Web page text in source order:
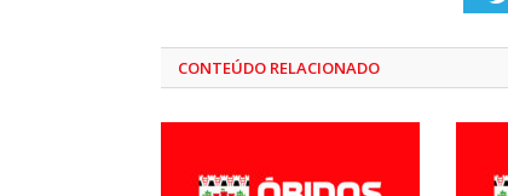
CONTEÚDO RELACIONADO